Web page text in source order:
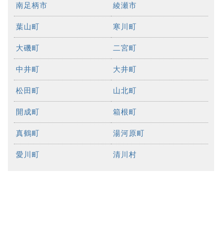
南足柄市 綾瀬市
葉山町 寒川町
大磯町 二宮町
中井町 大井町
松田町 山北町
開成町 箱根町
真鶴町 湯河原町
愛川町 清川村